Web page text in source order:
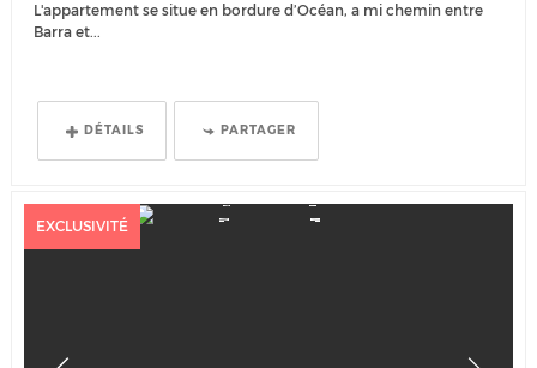
L'appartement se situe en bordure d’Océan, a mi chemin entre
Barra et...
DÉTAILS PARTAGER
EXCLUSIVITÉ